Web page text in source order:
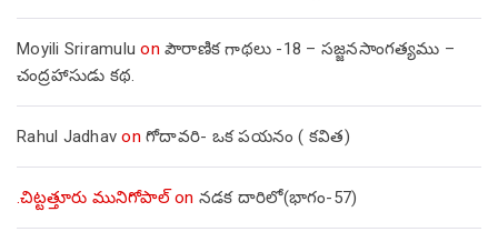
Moyili Sriramulu on పౌరాణిక గాథలు -18 – సజ్జనసాంగత్యము –
చంద్రహాసుడు కథ.
Rahul Jadhav on గోదావరి- ఒక పయనం ( కవిత)
.చిట్టత్తూరు మునిగోపాల్on నడక దారిలో(భాగం-57)